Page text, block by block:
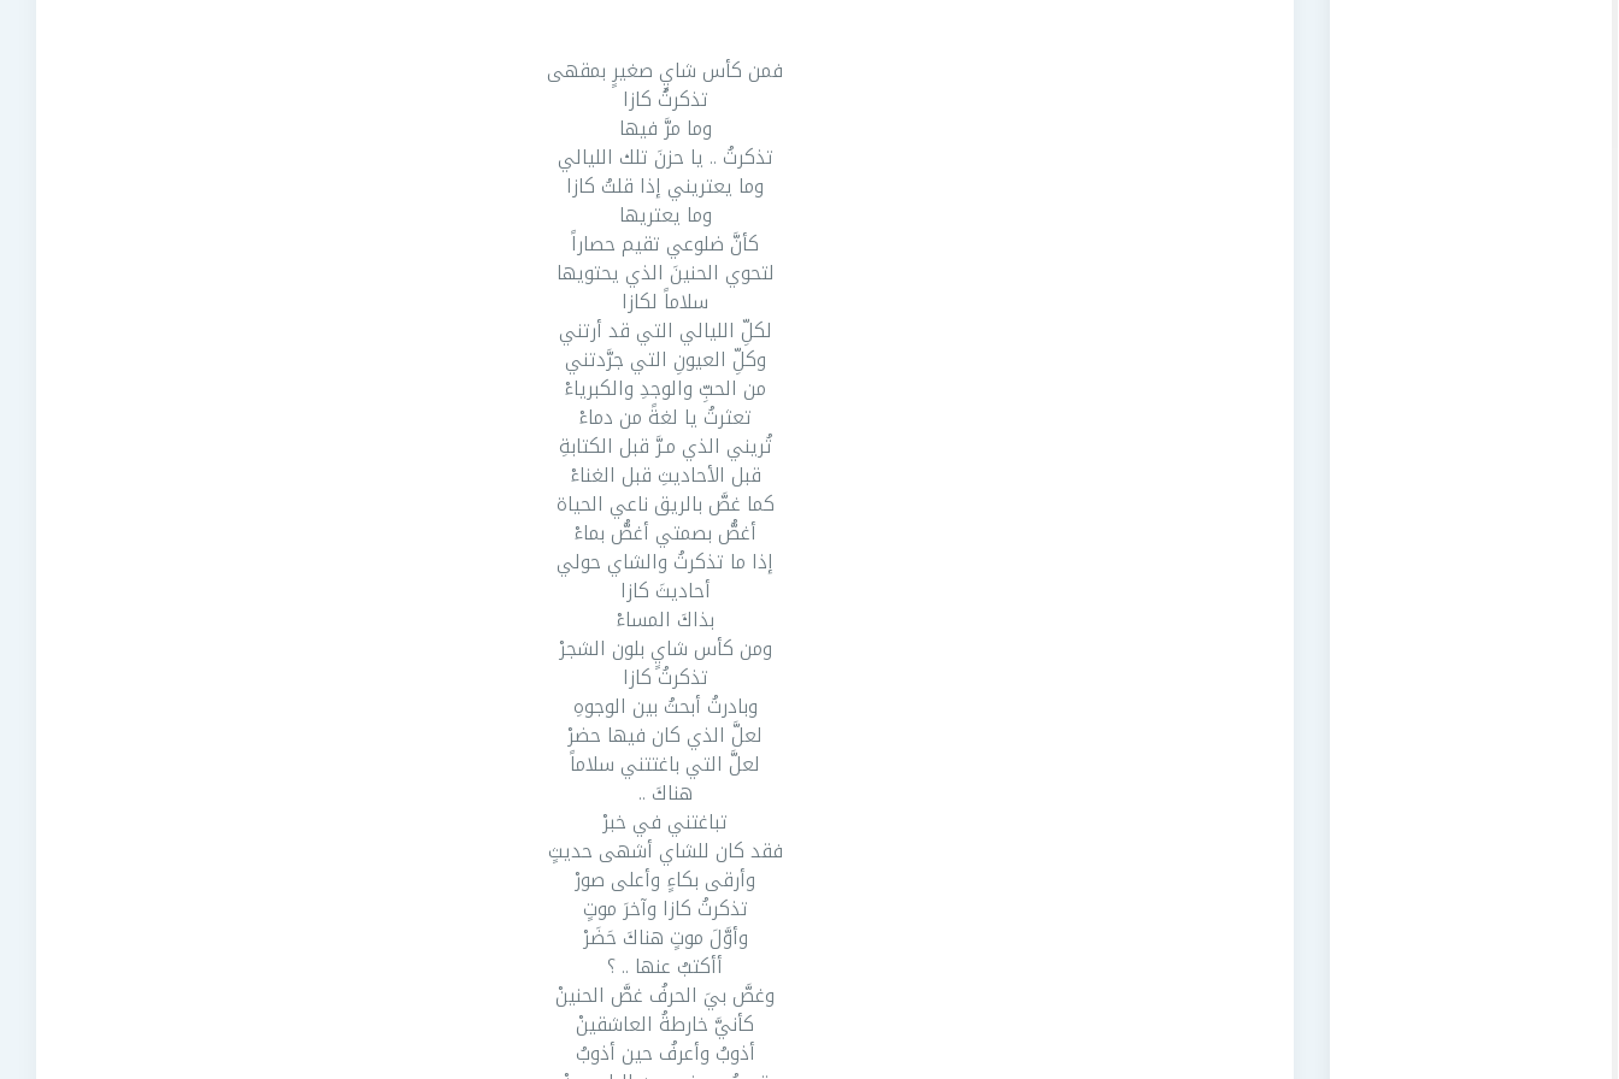
فمن كأس شايٍ صغيرٍ بمقهى
تذكرتُ كازا
وما مرَّ فيها
تذكرتُ .. يا حزنَ تلك الليالي
وما يعتريني إذا قلتُ كازا
وما يعتريها
كأنَّ ضلوعي تقيم حصاراً
لتحوي الحنينَ الذي يحتويها
سلاماً لكازا
لكلِّ الليالي التي قد أرتني
وكلِّ العيونِ التي جرَّدتني
من الحبِّ والوجدِ والكبرياءْ
تعثرتُ يا لغةً من دماءْ
تُريني الذي مـرَّ قبل الكتابةِ
قبل الأحاديثِ قبل الغناءْ
كما غصَّ بالريق ناعي الحياة
أغصُّ بصمتي أغصُّ بماءْ
إذا ما تذكرتُ والشاي حولي
أحاديثَ كازا
بذاكَ المساءْ
ومن كأس شايٍ بلون الشجرْ
تذكرتُ كازا
وبادرتُ أبحثُ بين الوجوهِ
لعلَّ الذي كان فيها حضرْ
لعلَّ التي باغتتني سلاماً
هناكَ ..
تباغتني في خبرْ
فقد كان للشاي أشهى حديثٍ
وأرقى بكاءٍ وأعلى صورْ
تذكرتُ كازا وآخرَ موتٍ
وأوَّلَ موتٍ هناكَ حَضَرْ
أأكتبُ عنها .. ؟
وغصَّ بيَ الحرفُ غصَّ الحنينْ
كأنيَّ خارطةُ العاشقينْ
أذوبُ وأعرفُ حين أذوبُ